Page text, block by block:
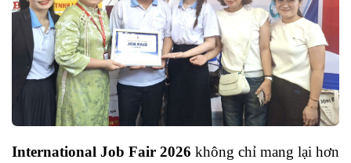
International Job Fair 2026 không chỉ mang lại hơn